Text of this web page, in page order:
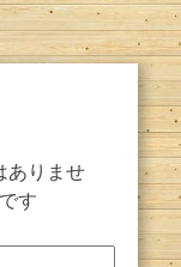
ありませ
す